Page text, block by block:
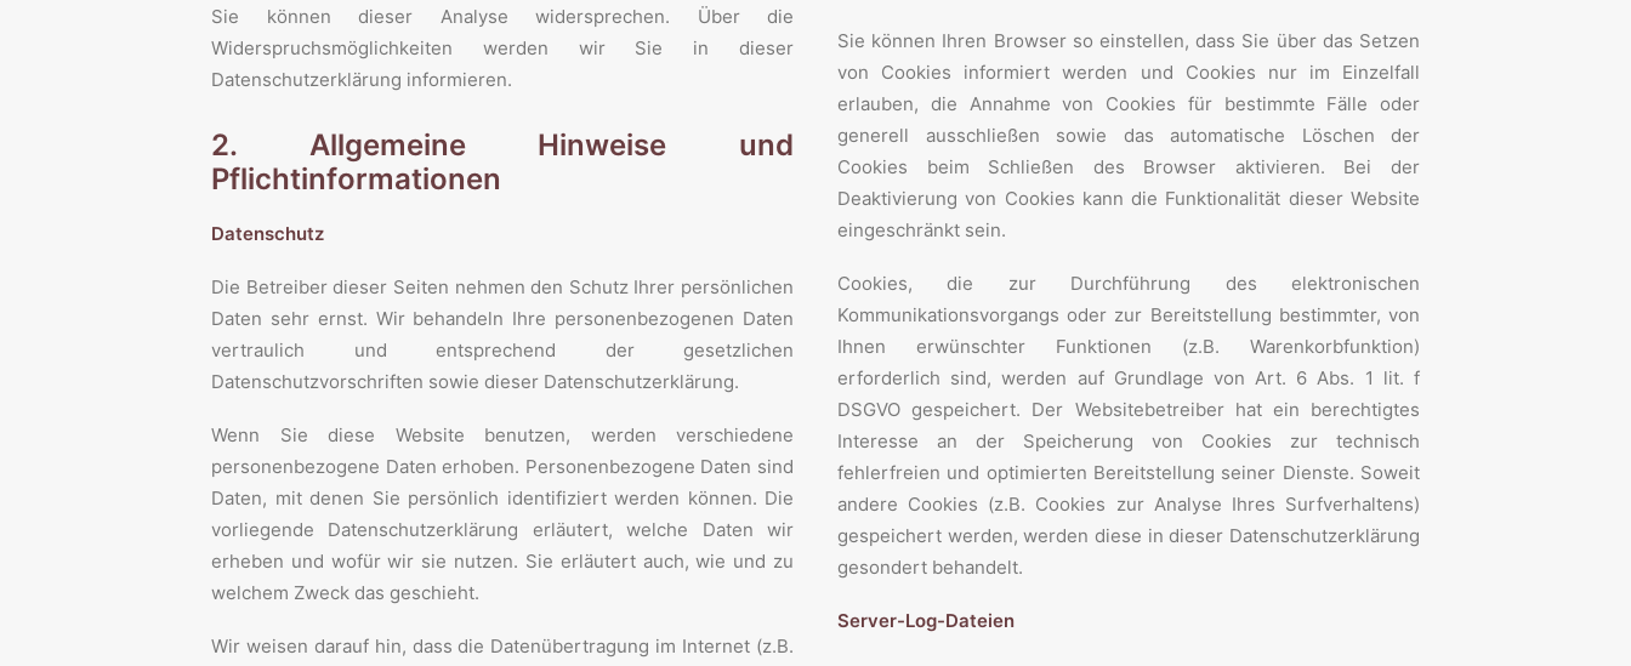
Sie können dieser Analyse widersprechen. Über die
Widerspruchsmöglichkeiten werden wir Sie in dieser
Datenschutzerklärung informieren.
2. Allgemeine Hinweise und
Pflichtinformationen
Datenschutz
Die Betreiber dieser Seiten nehmen den Schutz Ihrer persönlichen
Daten sehr ernst. Wir behandeln Ihre personenbezogenen Daten
vertraulich und entsprechend der gesetzlichen
Datenschutzvorschriften sowie dieser Datenschutzerklärung.
Wenn Sie diese Website benutzen, werden verschiedene
personenbezogene Daten erhoben. Personenbezogene Daten sind
Daten, mit denen Sie persönlich identifiziert werden können. Die
vorliegende Datenschutzerklärung erläutert, welche Daten wir
erheben und wofür wir sie nutzen. Sie erläutert auch, wie und zu
welchem Zweck das geschieht.
Wir weisen darauf hin, dass die Datenübertragung im Internet (z.B.
Sie können Ihren Browser so einstellen, dass Sie über das Setzen
von Cookies informiert werden und Cookies nur im Einzelfall
erlauben, die Annahme von Cookies für bestimmte Fälle oder
generell ausschließen sowie das automatische Löschen der
Cookies beim Schließen des Browser aktivieren. Bei der
Deaktivierung von Cookies kann die Funktionalität dieser Website
eingeschränkt sein.
Cookies, die zur Durchführung des elektronischen
Kommunikationsvorgangs oder zur Bereitstellung bestimmter, von
Ihnen erwünschter Funktionen (z.B. Warenkorbfunktion)
erforderlich sind, werden auf Grundlage von Art. 6 Abs. 1 lit. f
DSGVO gespeichert. Der Websitebetreiber hat ein berechtigtes
Interesse an der Speicherung von Cookies zur technisch
fehlerfreien und optimierten Bereitstellung seiner Dienste. Soweit
andere Cookies (z.B. Cookies zur Analyse Ihres Surfverhaltens)
gespeichert werden, werden diese in dieser Datenschutzerklärung
gesondert behandelt.
Server-Log-Dateien